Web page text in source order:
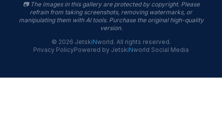
📷 The images in this gallery are protected by copyright. Please
refrain from taking screenshots, removing watermarks, or
manipulating them with AI tools. Purchase the original high-quality
version.
© 2026 JetskiNworld. All rights reserved.
Privacy PolicyPowered by JetskiNworld Social Media